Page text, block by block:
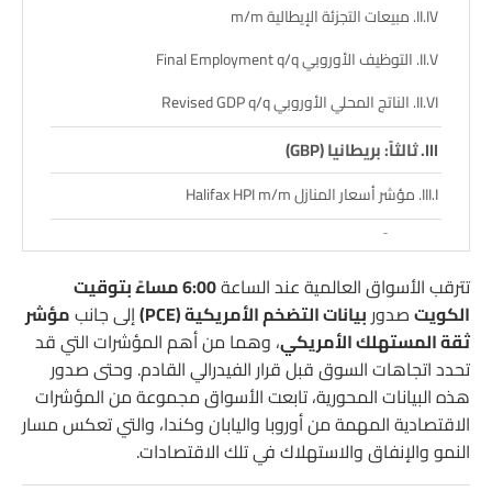
مبيعات التجزئة الإيطالية m/m
التوظيف الأوروبي Final Employment q/q
الناتج المحلي الأوروبي Revised GDP q/q
ثالثاً: بريطانيا (GBP)
مؤشر أسعار المنازل Halifax HPI m/m
رابعاً: سويسرا (CHF)
احتياطي العملات الأجنبية
خامساً: كندا (CAD)
التغير في التوظيف Employment Change
معدل البطالة Unemployment Rate
تترقب الأسواق العالمية عند الساعة
6:00 مساءً بتوقيت
الكويتصدور بيانات التضخم الأمريكية (PCE) إلى جانبمؤشر
ثقة المستهلك الأمريكي، وهما من أهم المؤشرات التي قد
تحدد اتجاهات السوق قبل قرار الفيدرالي القادم. وحتى صدور
هذه البيانات المحورية، تابعت الأسواق مجموعة من المؤشرات
الاقتصادية المهمة من أوروبا واليابان وكندا، والتي تعكس مسار
النمو والإنفاق والاستهلاك في تلك الاقتصادات.